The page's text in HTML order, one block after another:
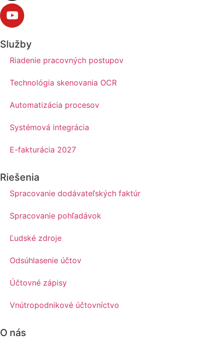
Služby
Riadenie pracovných postupov
Technológia skenovania OCR
Automatizácia procesov
Systémová integrácia
E-fakturácia 2027
Riešenia
Spracovanie dodávateľských faktúr
Spracovanie pohľadávok
Ľudské zdroje
Odsúhlasenie účtov
Účtovné zápisy
Vnútropodnikové účtovníctvo
O nás